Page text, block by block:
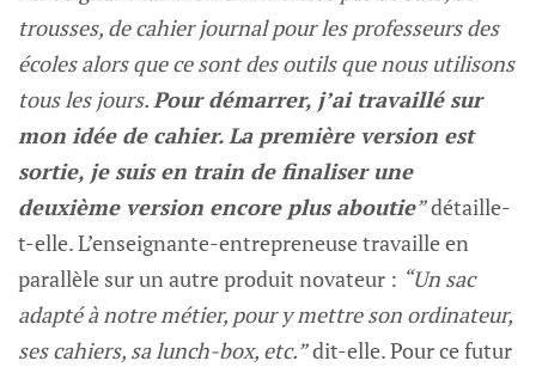
trousses, de cahier journal pour les professeurs des
écoles alors que ce sont des outils que nous utilisons
tous les jours.Pour démarrer, j’ai travaillé sur
mon idée de cahier. La première version est
sortie, je suis en train de finaliser une
deuxième version encore plus aboutie”détaille-
t-elle. L’enseignante-entrepreneuse travaille en
parallèle sur un autre produit novateur : “Un sac
adapté à notre métier, pour y mettre son ordinateur,
ses cahiers, sa lunch-box, etc.”dit-elle. Pour ce futur